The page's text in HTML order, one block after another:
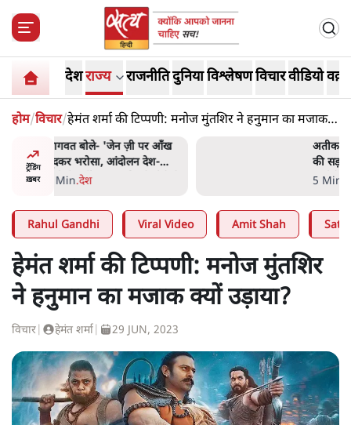
देशराज्य राजनीतिदुनियाविश्लेषणविचारवीडियो
होम/विचार/हेमंत शर्मा की टिप्पणी: मनोज मुंतशिर ने हनुमान का मजाक
क्यों उड़ाया?
ट्रेंडिंग
ख़बर
बोले थे-
अतीक अहमद के बेटे अबान अहमद
Rahul Gandhi Viral Video Amit Shah
हेमंत शर्मा की टिप्पणी: मनोज मुंतशिर
ने हनुमान का मजाक क्यों उड़ाया?
विचार हेमंत शर्मा 29 JUN, 2023